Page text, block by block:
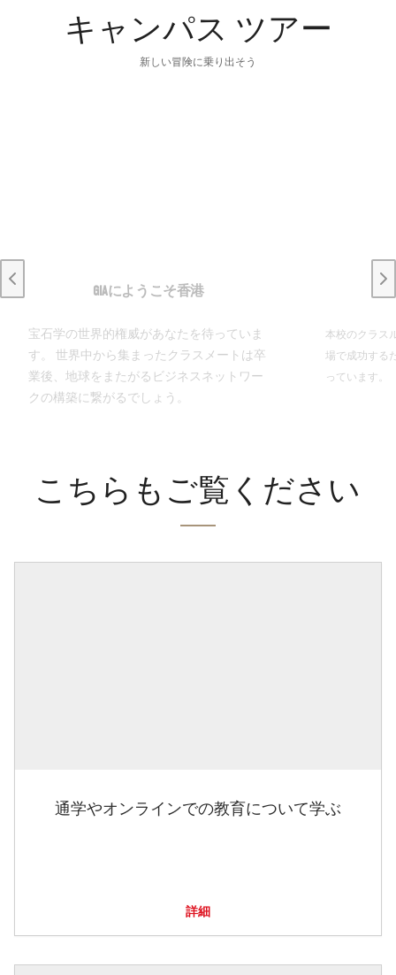
キャンパス ツアー
新しい冒険に乗り出そう
GIAにようこそ香港
宝石学の世界的権威があなたを待っていま
す。 世界中から集まったクラスメートは卒
業後、地球をまたがるビジネスネットワー
クの構築に繋がるでしょう。
本校のクラス
場で成功する
っています。
Previous slide
こちらもご覧ください
通学やオンラインでの教育について学ぶ
詳細